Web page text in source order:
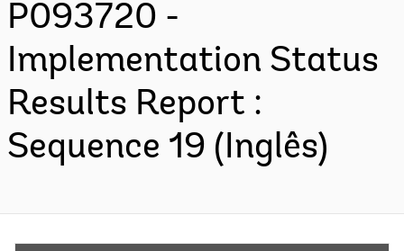
P093720 -
Implementation Status
Results Report :
Sequence 19 (Inglês)